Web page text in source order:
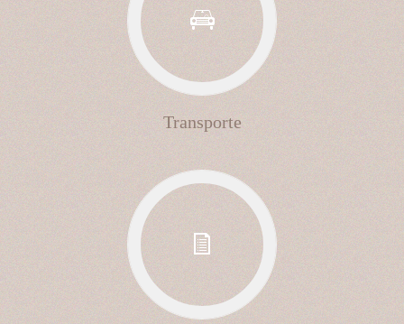
Transporte